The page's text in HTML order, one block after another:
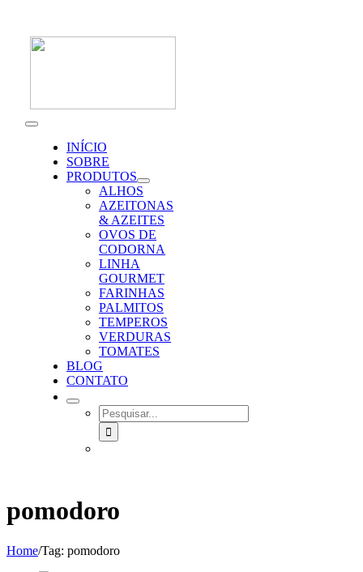
content
Toggle
NavigationINÍCIO
SOBRE
PRODUTOS
ALHOS
AZEITONAS
& AZEITES
OVOS DE
CODORNA
LINHA
GOURMET
FARINHAS
PALMITOS
TEMPEROS
VERDURAS
TOMATES
BLOG
CONTATO
SEARCH
FOR:
pomodoro
Home/Tag: pomodoro